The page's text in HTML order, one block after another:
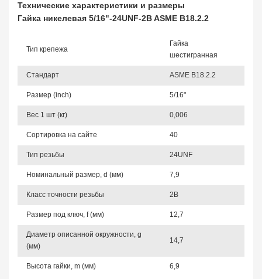
Технические характеристики и размеры
Гайка никелевая 5/16"-24UNF-2B ASME B18.2.2
Тип крепежа
Гайка
шестигранная
Стандарт ASME B18.2.2
Размер (inch) 5/16"
Вес 1 шт (кг) 0,006
Сортировка на сайте 40
Тип резьбы 24UNF
Номинальный размер, d (мм) 7,9
Класс точности резьбы 2B
Размер под ключ, f (мм) 12,7
Диаметр описанной окружности, g
(мм)
14,7
Высота гайки, m (мм) 6,9